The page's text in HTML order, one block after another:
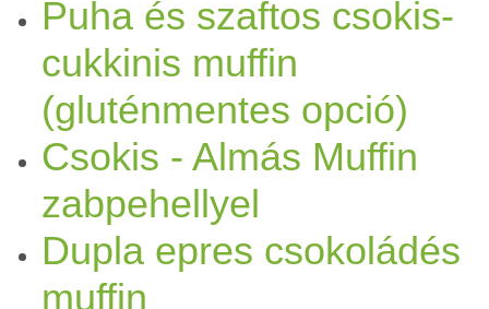
turmixoltam. Innentől
Előmelegítjük elő a sütőt
formákat. Aliszt et
szódabikarbónával,tökmag
Hozzáadjuk az
Puha és szaftos csokis-
cukkinis muffin
(gluténmentes opció)
Csokis - Almás Muffin
zabpehellyel
Dupla epres csokoládés
muffin